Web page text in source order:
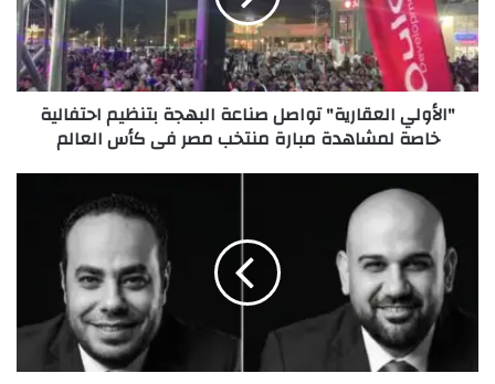
"الأولي العقارية" تواصل صناعة البهجة بتنظيم احتفالية
خاصة لمشاهدة مبارة منتخب مصر فى كأس العالم